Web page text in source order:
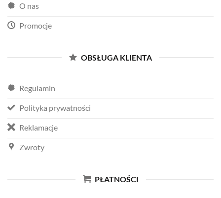
O nas
Promocje
OBSŁUGA KLIENTA
Regulamin
Polityka prywatności
Reklamacje
Zwroty
PŁATNOŚCI